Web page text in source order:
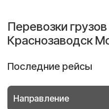
Перевозки
Краснозаводск
Последние рейсы
Направление